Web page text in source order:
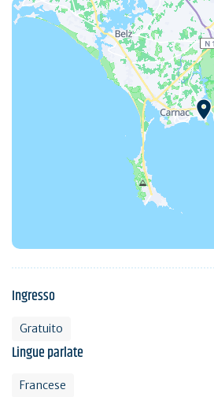
Ingresso
Gratuito
Lingue parlate
Francese